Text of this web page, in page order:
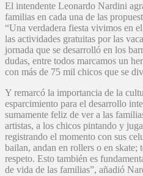
El intendente Leonardo Nardini
familias en cada una de las
“Una verdadera fiesta vivimos en
las actividades gratuitas por las
jornada que se desarrolló en los
dudas, entre todos marcamos un
con más de 75 mil chicos que se
Y remarcó la importancia de la
esparcimiento para el desarrollo
sumamente feliz de ver a las
artistas, a los chicos pintando y
registrando el momento con sus
bailan, andan en rollers o en skate;
respeto. Esto también es
de vida de las familias”, añadió